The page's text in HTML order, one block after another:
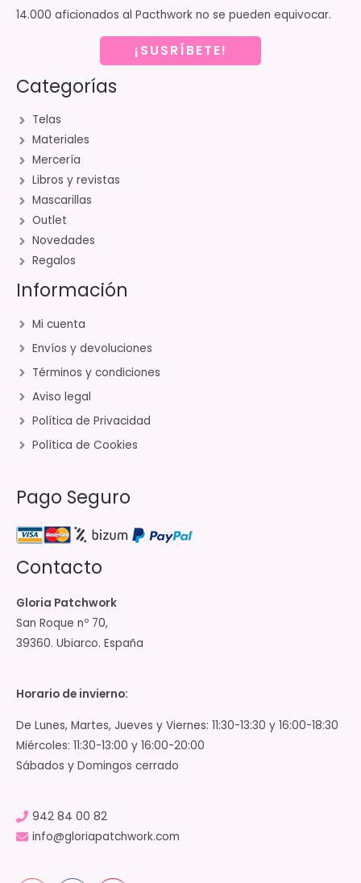
14.000 aficionados al Pacthwork no se pueden equivocar.
¡SUSRÍBETE!
Categorías
Telas
Materiales
Mercería
Libros y revistas
Mascarillas
Outlet
Novedades
Regalos
Información
Mi cuenta
Envíos y devoluciones
Términos y condiciones
Aviso legal
Política de Privacidad
Política de Cookies
Pago Seguro
Contacto
Gloria Patchwork
San Roque nº 70,
39360. Ubiarco. España
Horario de invierno:
De Lunes, Martes, Jueves y Viernes: 11:30-13:30 y 16:00-18:30
Miércoles: 11:30-13:00 y 16:00-20:00
Sábados y Domingos cerrado
942 84 00 82
info@gloriapatchwork.com